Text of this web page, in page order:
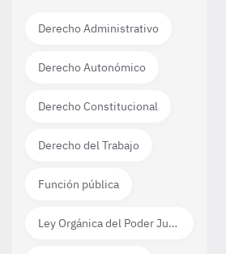
Derecho Administrativo
Derecho Autonómico
Derecho Constitucional
Derecho del Trabajo
Función pública
Ley Orgánica del Poder Judicial